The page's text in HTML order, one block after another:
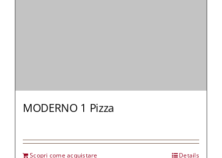
MODERNO 1 Pizza
Scopri come acquistare Details